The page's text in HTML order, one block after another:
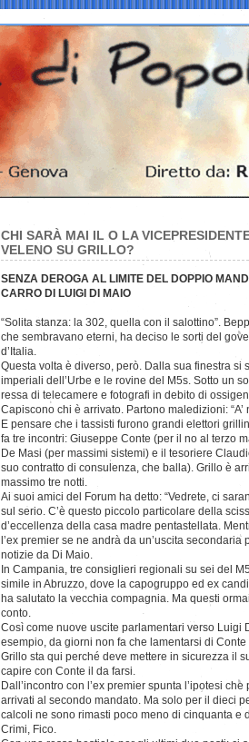
CHI SARÀ MAI IL O LA
VELENO SU GRILLO?
SENZA DEROGA AL LIMITE DEL DOPPIO
CARRO DI LUIGI DI MAIO
“Solita stanza: la 302, quella con il salottino”.
che sembravano eterni, ha deciso le sorti del
d’Italia.
Questa volta è diverso, però. Dalla sua finestra si
imperiali dell’Urbe e le rovine del M5s. Sotto un
ressa di telecamere e fotografi in debito di
Capiscono chi è arrivato. Partono maledizioni: “A’
E pensare che i tassisti furono grandi elettori
fa tre incontri: Giuseppe Conte (per il no al terzo
De Masi (per massimi sistemi) e il tesoriere
suo contratto di consulenza, che balla). Grillo è
massimo tre notti.
Ai suoi amici del Forum ha detto: “Vedrete, ci
sul serio. C’è questo piccolo particolare della
d’eccellenza della casa madre pentastellata.
l’ex premier se ne andrà da un’uscita
notizie da Di Maio.
In Campania, tre consiglieri regionali su sei del
simile in Abruzzo, dove la capogruppo ed ex
ha salutato la vecchia compagnia. Ma questi
conto.
Così come nuove uscite parlamentari verso Luigi
esempio, da giorni non fa che lamentarsi di
Grillo sta qui perché deve mettere in sicurezza il
capire con Conte il da farsi.
Dall’incontro con l’ex premier spunta l’ipotesi
arrivati al secondo mandato. Ma solo per il dieci
calcoli ne sono rimasti poco meno di cinquanta e
Crimi, Fico.